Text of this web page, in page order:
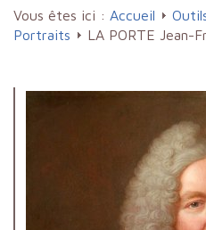
Vous êtes ici : Accueil
Portraits
LA PORTE Jean-